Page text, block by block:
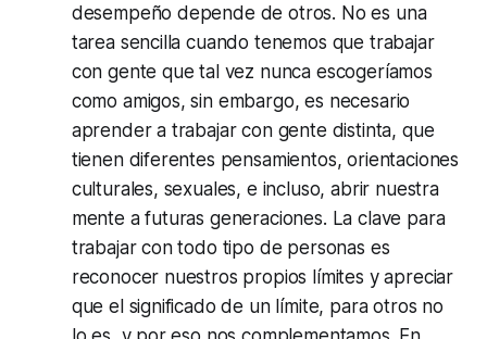
desempeño depende de otros. No es una
tarea sencilla cuando tenemos que trabajar
con gente que tal vez nunca escogeríamos
como amigos, sin embargo, es necesario
aprender a trabajar con gente distinta, que
tienen diferentes pensamientos, orientaciones
culturales, sexuales, e incluso, abrir nuestra
mente a futuras generaciones. La clave para
trabajar con todo tipo de personas es
reconocer nuestros propios límites y apreciar
que el significado de un límite, para otros no